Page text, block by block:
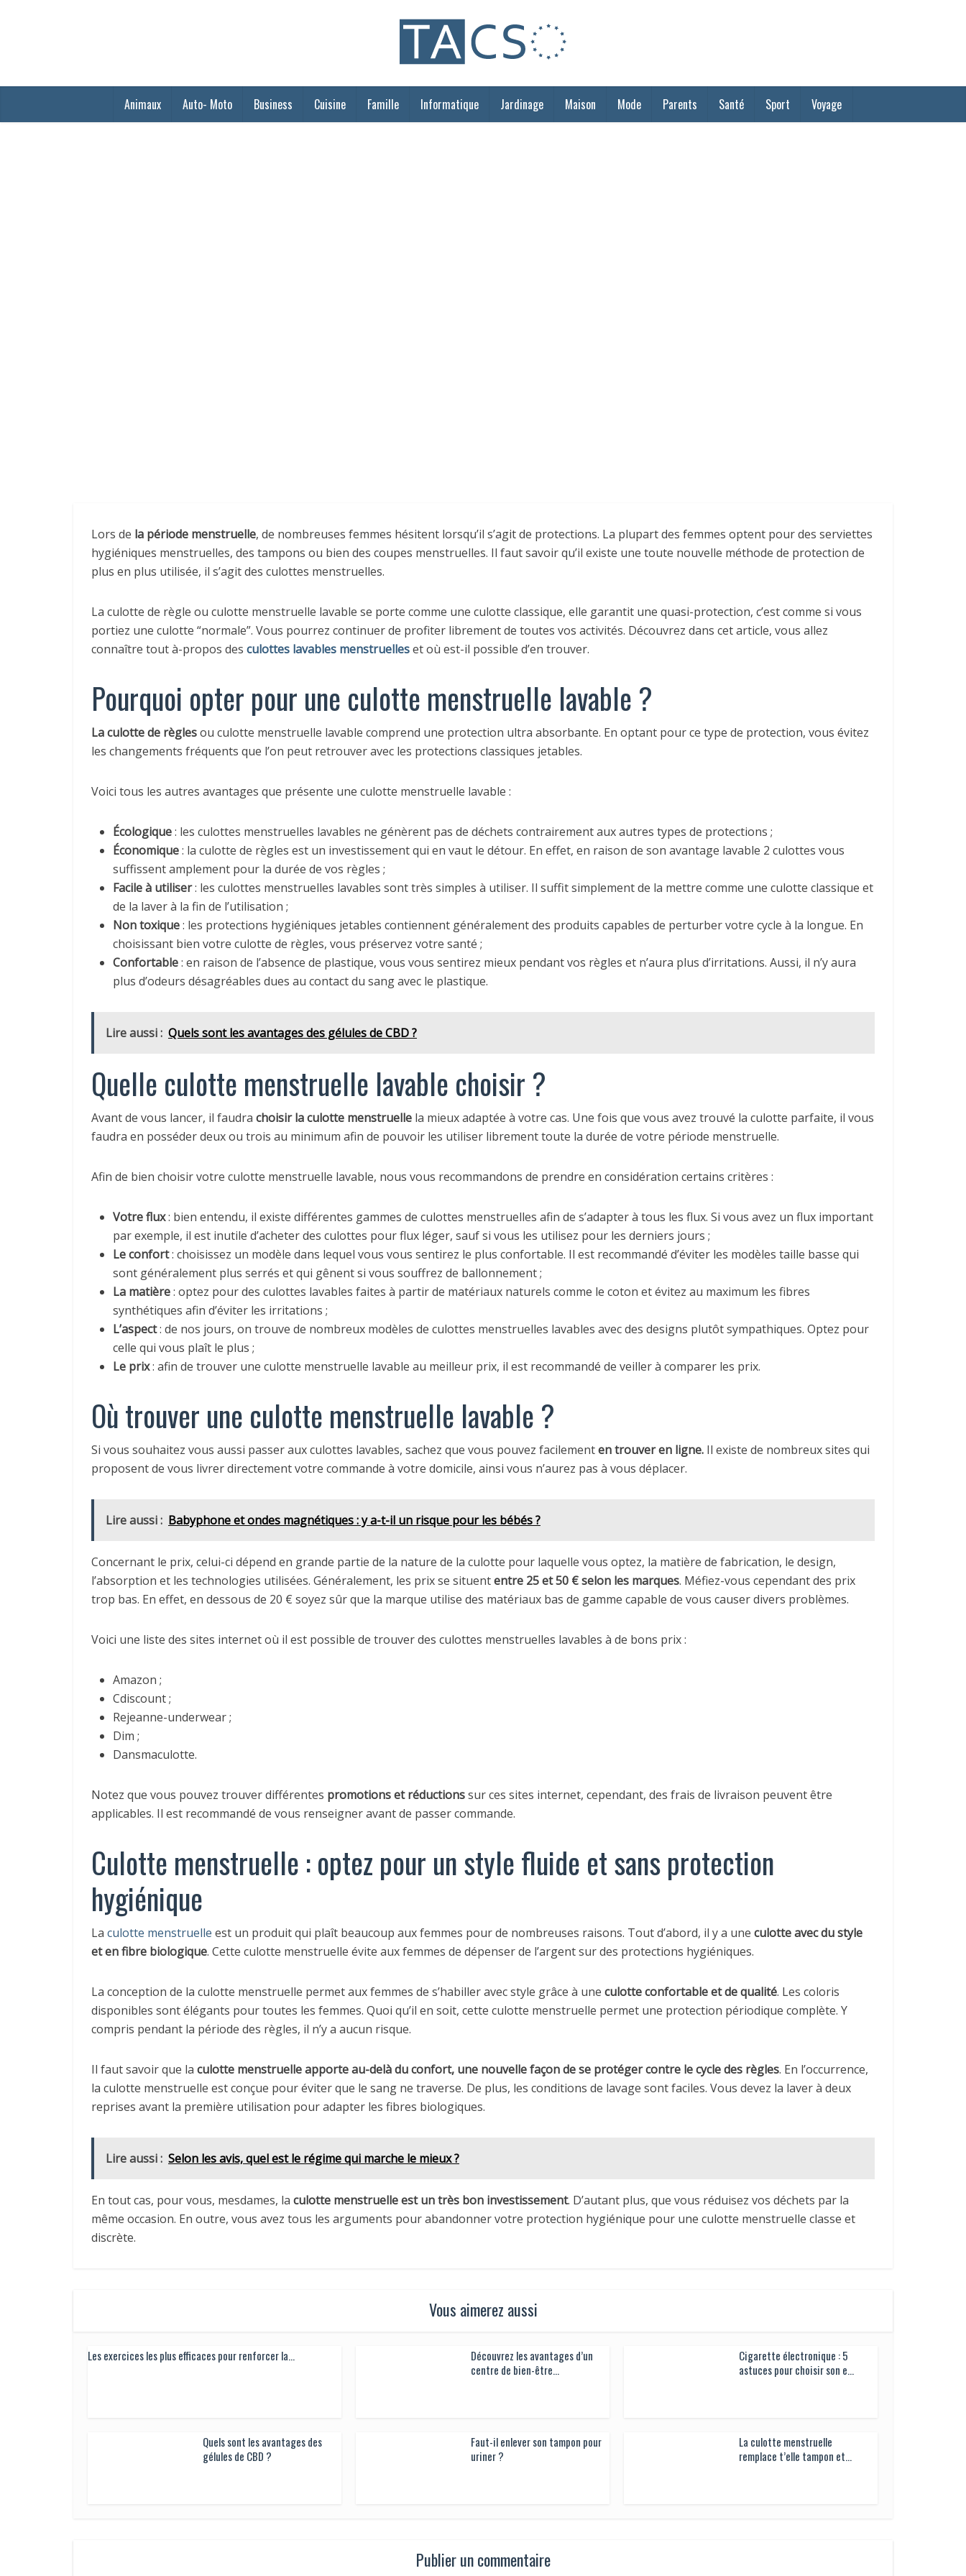
Animaux Auto- Moto Business Cuisine Famille Informatique Jardinage Maison Mode Parents Santé Sport Voyage
Lors de la période menstruelle, de nombreuses femmes hésitent lorsqu’il s’agit de protections. La plupart des femmes optent pour des serviettes
hygiéniques menstruelles, des tampons ou bien des coupes menstruelles. Il faut savoir qu’il existe une toute nouvelle méthode de protection de
plus en plus utilisée, il s’agit des culottes menstruelles.
La culotte de règle ou culotte menstruelle lavable se porte comme une culotte classique, elle garantit une quasi-protection, c’est comme si vous
portiez une culotte “normale”. Vous pourrez continuer de profiter librement de toutes vos activités. Découvrez dans cet article, vous allez
connaître tout à-propos des culottes lavables menstruelleset où est-il possible d’en trouver.
Pourquoi opter pour une culotte menstruelle lavable ?
La culotte de règlesou culotte menstruelle lavable comprend une protection ultra absorbante. En optant pour ce type de protection, vous évitez
les changements fréquents que l’on peut retrouver avec les protections classiques jetables.
Voici tous les autres avantages que présente une culotte menstruelle lavable :
Écologique: les culottes menstruelles lavables ne génèrent pas de déchets contrairement aux autres types de protections ;
Économique: la culotte de règles est un investissement qui en vaut le détour. En effet, en raison de son avantage lavable 2 culottes vous
suffissent amplement pour la durée de vos règles ;
Facile à utiliser: les culottes menstruelles lavables sont très simples à utiliser. Il suffit simplement de la mettre comme une culotte classique et
de la laver à la fin de l’utilisation ;
Nontoxique: les protections hygiéniques jetables contiennent généralement des produits capables de perturber votre cycle à la longue. En
choisissant bien votre culotte de règles, vous préservez votre santé ;
Confortable: en raison de l’absence de plastique, vous vous sentirez mieux pendant vos règles et n’aura plus d’irritations. Aussi, il n’y aura
plus d’odeurs désagréables dues au contact du sang avec le plastique.
Lire aussi : Quels sont les avantages des gélules de CBD ?
Quelle culotte menstruelle lavable choisir ?
Avant de vous lancer, il faudra choisir la culotte menstruelle la mieux adaptée à votre cas. Une fois que vous avez trouvé la culotte parfaite, il vous
faudra en posséder deux ou trois au minimum afin de pouvoir les utiliser librement toute la durée de votre période menstruelle.
Afin de bien choisir votre culotte menstruelle lavable, nous vous recommandons de prendre en considération certains critères :
Votre flux: bien entendu, il existe différentes gammes de culottes menstruelles afin de s’adapter à tous les flux. Si vous avez un flux important
par exemple, il est inutile d’acheter des culottes pour flux léger, sauf si vous les utilisez pour les derniers jours ;
Le confort: choisissez un modèle dans lequel vous vous sentirez le plus confortable. Il est recommandé d’éviter les modèles taille basse qui
sont généralement plus serrés et qui gênent si vous souffrez de ballonnement ;
La matière: optez pour des culottes lavables faites à partir de matériaux naturels comme le coton et évitez au maximum les fibres
synthétiques afin d’éviter les irritations ;
L’aspect: de nos jours, on trouve de nombreux modèles de culottes menstruelles lavables avec des designs plutôt sympathiques. Optez pour
celle qui vous plaît le plus ;
Le prix: afin de trouver une culotte menstruelle lavable au meilleur prix, il est recommandé de veiller à comparer les prix.
Où trouver une culotte menstruelle lavable ?
Si vous souhaitez vous aussi passer aux culottes lavables, sachez que vous pouvez facilementen trouver en ligne. Il existe de nombreux sites qui
proposent de vous livrer directement votre commande à votre domicile, ainsi vous n’aurez pas à vous déplacer.
Lire aussi : Babyphone et ondes magnétiques : y a-t-il un risque pour les bébés ?
Concernant le prix, celui-ci dépend en grande partie de la nature de la culotte pour laquelle vous optez, la matière de fabrication, le design,
l’absorption et les technologies utilisées. Généralement, les prix se situententre 25 et 50 € selon les marques. Méfiez-vous cependant des prix
trop bas. En effet, en dessous de 20 € soyez sûr que la marque utilise des matériaux bas de gamme capable de vous causer divers problèmes.
Voici une liste des sites internet où il est possible de trouver des culottes menstruelles lavables à de bons prix :
Amazon ;
Cdiscount ;
Rejeanne-underwear ;
Dim ;
Dansmaculotte.
Notez que vous pouvez trouver différentes promotions et réductionssur ces sites internet, cependant, des frais de livraison peuvent être
applicables. Il est recommandé de vous renseigner avant de passer commande.
Culotte menstruelle : optez pour un style fluide et sans protection
hygiénique
La culotte menstruelle est un produit qui plaît beaucoup aux femmes pour de nombreuses raisons. Tout d’abord, il y a une culotte avec du style
et en fibre biologique. Cette culotte menstruelle évite aux femmes de dépenser de l’argent sur des protections hygiéniques.
La conception de la culotte menstruelle permet aux femmes de s’habiller avec style grâce à une culotte confortable et de qualité. Les coloris
disponibles sont élégants pour toutes les femmes. Quoi qu’il en soit, cette culotte menstruelle permet une protection périodique complète. Y
compris pendant la période des règles, il n’y a aucun risque.
Il faut savoir que la culotte menstruelle apporte au-delà du confort, une nouvelle façon de se protéger contre le cycle des règles. En l’occurrence,
la culotte menstruelle est conçue pour éviter que le sang ne traverse. De plus, les conditions de lavage sont faciles. Vous devez la laver à deux
reprises avant la première utilisation pour adapter les fibres biologiques.
Lire aussi : Selon les avis, quel est le régime qui marche le mieux ?
En tout cas, pour vous, mesdames, la culotte menstruelle est un très bon investissement. D’autant plus, que vous réduisez vos déchets par la
même occasion. En outre, vous avez tous les arguments pour abandonner votre protection hygiénique pour une culotte menstruelle classe et
discrète.
Vous aimerez aussi
Les exercices les plus efficaces pour renforcer la...
Découvrez les avantages d’un centre de bien-
Cigarette électronique : 5 astuces
pour choisir son e...
Quels sont les avantages des
gélules de CBD ?
Faut-il enlever son tampon pour uriner ?
La culotte menstruelle remplace t’elle tampon
Publier un commentaire